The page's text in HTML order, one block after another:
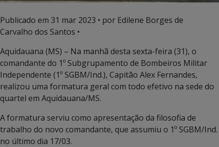
Publicado em 31 mar 2023 • por Edilene Borges de
Carvalho dos Santos •
Aquidauana (MS) – Na manhã desta sexta-feira (31), o
comandante do 1º Subgrupamento de Bombeiros Militar
Independente (1º SGBM/Ind.), Capitão Alex Fernandes,
realizou uma formatura geral com todo efetivo na sede do
quartel em Aquidauana/MS.
A formatura serviu como apresentação da filosofia de
trabalho do novo comandante, que assumiu o 1º SGBM/Ind.
no último dia 17/03.